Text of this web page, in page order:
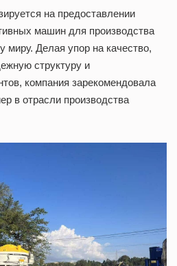
на предоставлении
машин для производства
миру. Делая упор на качество,
структуру и
компания зарекомендовала
в отрасли производства